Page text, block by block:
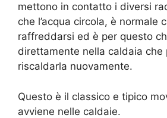
mettono in contatto i diversi
che l’acqua circola, è normale
raffreddarsi ed è per questo
direttamente nella caldaia che
riscaldarla nuovamente.
Questo è il classico e tipico
avviene nelle caldaie.